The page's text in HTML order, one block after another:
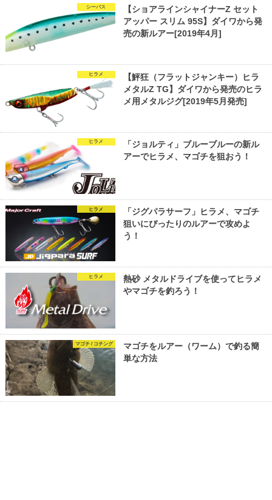
シーバス
【ショアラインシャイナーZ セット
アッパー スリム 95S】ダイワから発
売の新ルアー[2019年4月]
ヒラメ
【鮃狂（フラットジャンキー）ヒラ
メタルZ TG】ダイワから発売のヒラ
メ用メタルジグ[2019年5月発売]
ヒラメ
「ジョルティ」ブルーブルーの新ル
アーでヒラメ、マゴチを狙おう！
ヒラメ
「ジグパラサーフ」ヒラメ、マゴチ
狙いにぴったりのルアーで攻めよ
う！
ヒラメ
熱砂 メタルドライブを使ってヒラメ
やマゴチを釣ろう！
マゴチ / コチング
マゴチをルアー（ワーム）で釣る簡
単な方法